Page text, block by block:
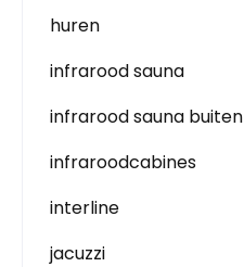
huren
infrarood sauna
infrarood sauna buiten
infraroodcabines
interline
jacuzzi